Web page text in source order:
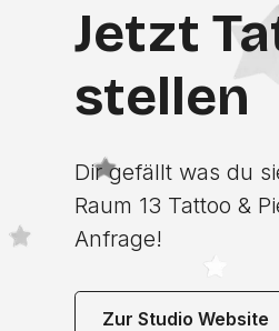
Jetzt
stellen
Dir gefällt was du
Raum 13 Tattoo &
Anfrage!
Zur Studio Website